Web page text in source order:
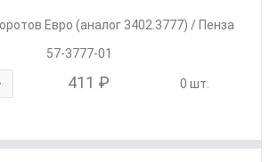
Евро (аналог 3402.3777) / Пенза
57-3777-01
411 ₽ 0 шт.